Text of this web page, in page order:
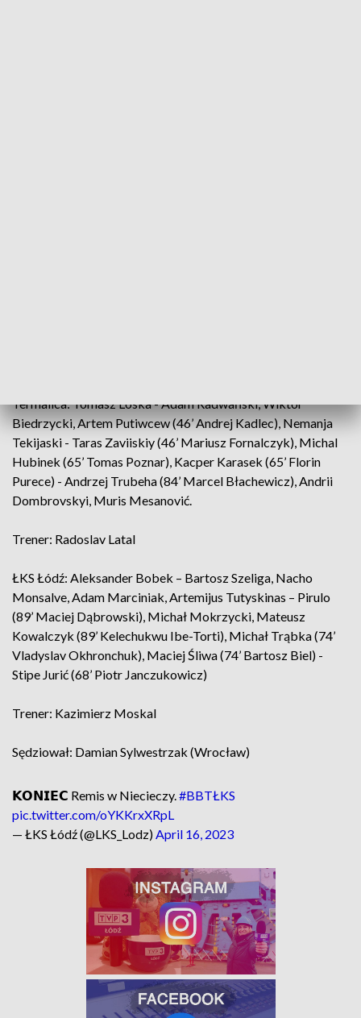
Termalica: Tomasz Loska - Adam Radwański, Wiktor
Biedrzycki, Artem Putiwcew (46’ Andrej Kadlec), Nemanja
Tekijaski - Taras Zaviiskiy (46’ Mariusz Fornalczyk), Michal
Hubinek (65’ Tomas Poznar), Kacper Karasek (65’ Florin
Purece) - Andrzej Trubeha (84’ Marcel Błachewicz), Andrii
Dombrovskyi, Muris Mesanović.
Trener: Radoslav Latal
ŁKS Łódź: Aleksander Bobek – Bartosz Szeliga, Nacho
Monsalve, Adam Marciniak, Artemijus Tutyskinas – Pirulo
(89’ Maciej Dąbrowski), Michał Mokrzycki, Mateusz
Kowalczyk (89’ Kelechukwu Ibe-Torti), Michał Trąbka (74’
Vladyslav Okhronchuk), Maciej Śliwa (74’ Bartosz Biel) -
Stipe Jurić (68’ Piotr Janczukowicz)
Trener: Kazimierz Moskal
Sędziował: Damian Sylwestrzak (Wrocław)
𝗞𝗢𝗡𝗜𝗘𝗖 Remis w Niecieczy.#BBTŁKS
pic.twitter.com/oYKKrxXRpL
— ŁKS Łódź (@LKS_Lodz)April 16, 2023